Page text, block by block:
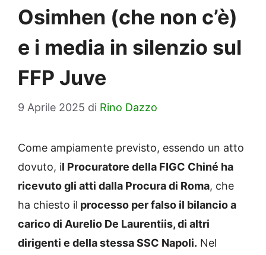
Osimhen (che non c’è)
e i media in silenzio sul
FFP Juve
9 Aprile 2025 di Rino Dazzo
Come ampiamente previsto, essendo un atto
dovuto, il Procuratore della FIGC Chiné ha
ricevuto gli atti dalla Procura di Roma, che
ha chiesto il processo per falso il bilancio a
carico di Aurelio De Laurentiis, di altri
dirigenti e della stessa SSC Napoli. Nel